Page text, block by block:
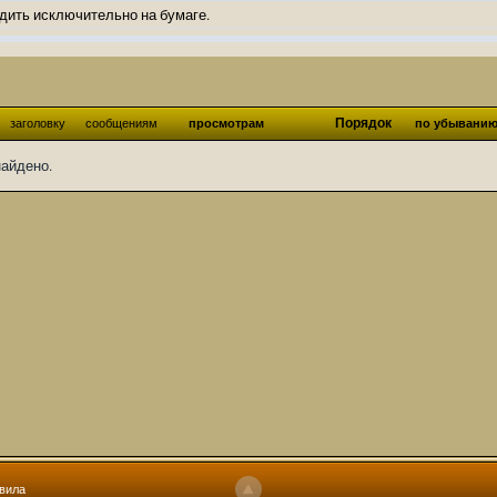
исключительно на бумаге.
и Ангелы из Ада были и будут только на бумаге.
Ангелов из Ада, а в электронном варианте нету вариантов?
какие, подскажите пожалуйста?)
аболетов на бусти:
раньше?
нужны? Так эта организация описана в "Лордах тьмы", книге правил по
процесс не очень быстрый будет. Думаю в течении 1-2 месяцев
с телефона не очень удобно)
по ходу чтения правлю. Получается не совнлитературный перевод,
заголовку сообщениям просмотрам Порядок по убыванию